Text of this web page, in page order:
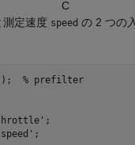
C
測定速度 speed の 2 つの
% prefilter
;
;